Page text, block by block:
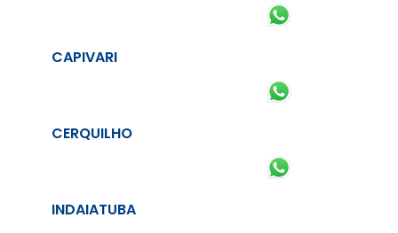
CAPIVARI
CERQUILHO
INDAIATUBA